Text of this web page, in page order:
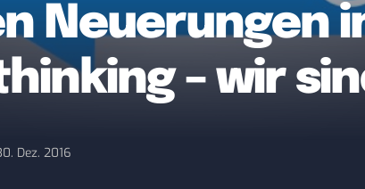
Neuerungen
– wir
Dez. 2016